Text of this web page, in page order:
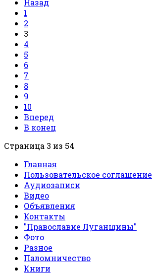
1
2
3
4
5
6
7
8
9
10
Вперед
В конец
Страница 3 из 54
Главная
Пользовательское соглашение
Аудиозаписи
Видео
Объявления
Контакты
"Православие Луганщины"
Фото
Разное
Паломничество
Книги